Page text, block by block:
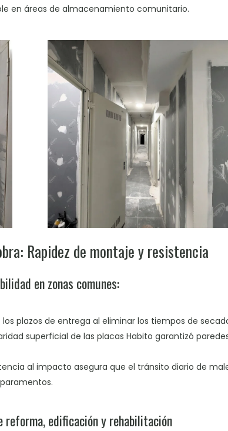
en áreas de almacenamiento comunitario.
Rapidez de montaje y resistencia
en zonas comunes:
plazos de entrega al eliminar los tiempos de
superficial de las placas Habito garantizó
al impacto asegura que el tránsito diario de
edificación y rehabilitación